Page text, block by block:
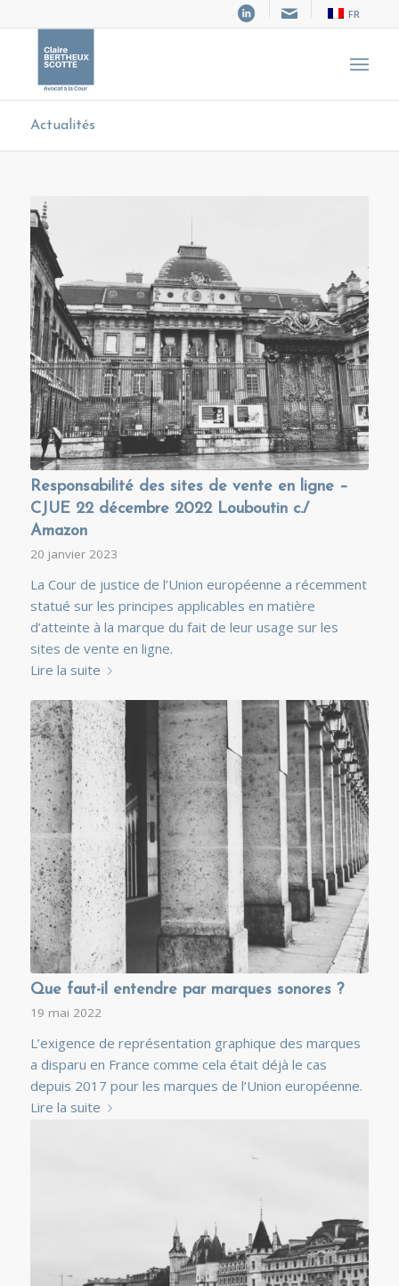
FR
Actualités
Responsabilité des sites de vente en ligne –
CJUE 22 décembre 2022 Louboutin c./
Amazon
20 janvier 2023
La Cour de justice de l’Union européenne a récemment
statué sur les principes applicables en matière
d’atteinte à la marque du fait de leur usage sur les
sites de vente en ligne.
Lire la suite
Que faut-il entendre par marques sonores ?
19 mai 2022
L’exigence de représentation graphique des marques
a disparu en France comme cela était déjà le cas
depuis 2017 pour les marques de l’Union européenne.
Lire la suite